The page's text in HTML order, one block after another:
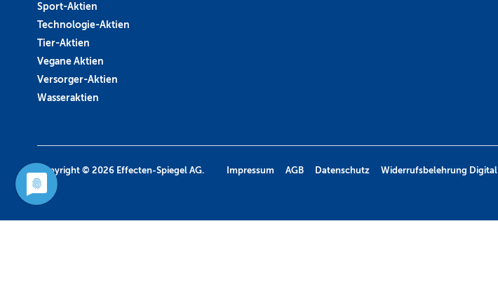
Sport-Aktien
Technologie-Aktien
Tier-Aktien
Vegane Aktien
Versorger-Aktien
Wasseraktien
Copyright © 2026 Effecten-Spiegel AG. Impressum AGB Datenschutz Widerrufsbelehrung Digital